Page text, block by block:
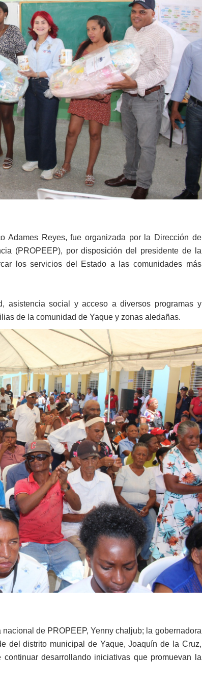
Adames Reyes, fue organizada por la Dirección de
(PROPEEP), por disposición del presidente de la
los servicios del Estado a las comunidades más
asistencia social y acceso a diversos programas y
de la comunidad de Yaque y zonas aledañas.
de PROPEEP, Yenny chaljub; la gobernadora
del distrito municipal de Yaque, Joaquín de la Cruz,
desarrollando iniciativas que promuevan la